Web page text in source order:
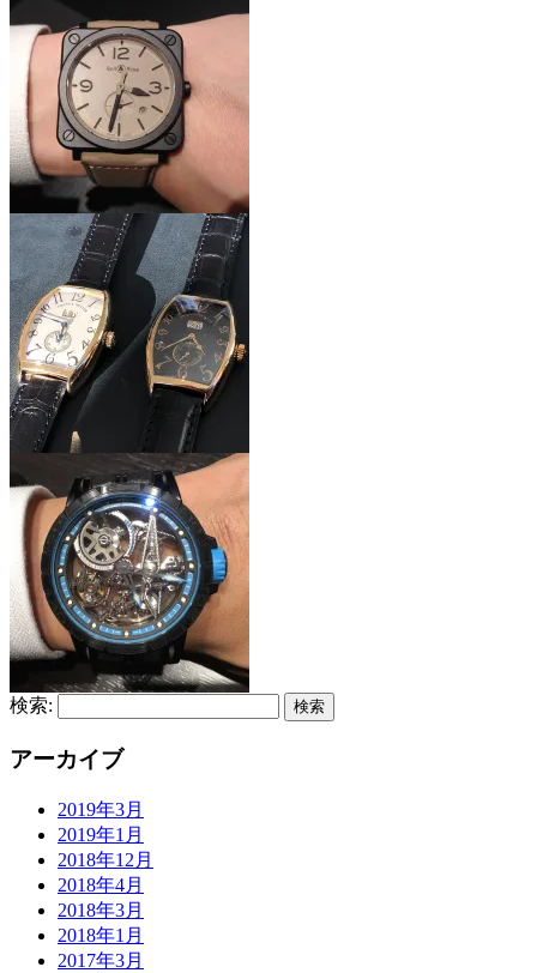
検索:
アーカイブ
2019年3月
2019年1月
2018年12月
2018年4月
2018年3月
2018年1月
2017年3月